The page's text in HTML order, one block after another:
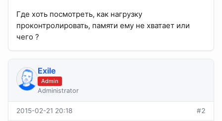
Где хоть посмотреть, как нагрузку
проконтролировать, памяти ему не хватает или
чего ?
Exile
Admin
Administrator
2015-02-21 20:18 #2